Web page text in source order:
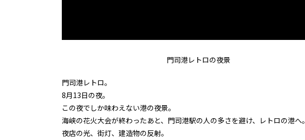
門司港レトロの夜景
門司港レトロ。
8月13日の夜。
この夜でしか味わえない港の夜景。
海峡の花火大会が終わったあと、門司港駅の人の多さを避け、レトロの港へ。
夜店の光、街灯、建造物の反射。